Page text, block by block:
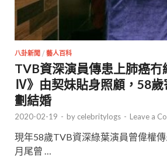
八卦新聞 / 藝人百科
TVB資深演員傳患上肺癌冇
Ⅳ》由契妹貼身照顧，58歲
劃結婚
2020-02-19 - by celebritylogs - Leave a
現年58歲TVB資深綠葉演員曾偉權
月尾曾 …